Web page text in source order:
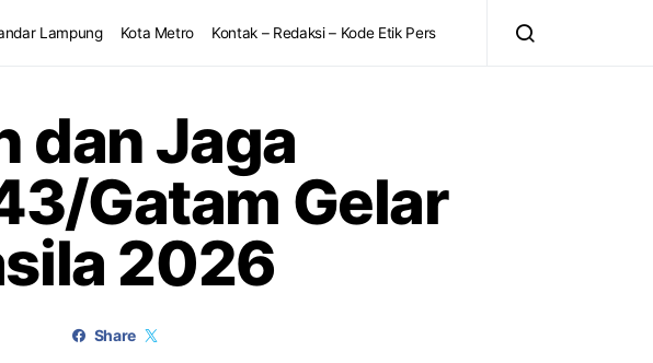
Lampung Kota Metro Kontak – Redaksi – Kode Etik Pers
dan Jaga
Gatam Gelar
2026
Share